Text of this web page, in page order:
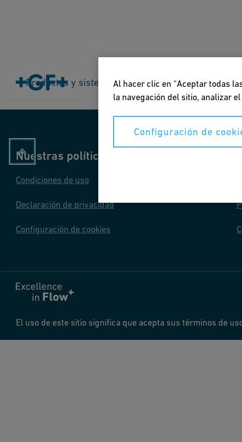
Productos y sistemas Industrias Aplicaciones
Nuestras políticas
Condiciones de uso
Declaración de privacidad
Configuración de cookies
El uso de este sitio significa que acepta sus términos de
Al hacer clic en “Aceptar todas
la navegación del sitio, analizar
Configuración de